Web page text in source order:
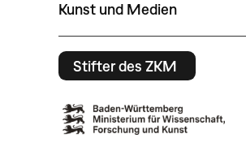
Kunst und Medien
Stifter des ZKM